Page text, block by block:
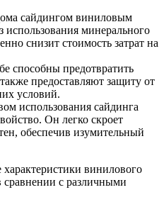
сайдингом виниловым
использования минерального
снизит стоимость затрат на
способны предотвратить
предоставляют защиту от
условий.
использования сайдинга
Он легко скроет
обеспечив изумительный
винилового
сравнении с различными